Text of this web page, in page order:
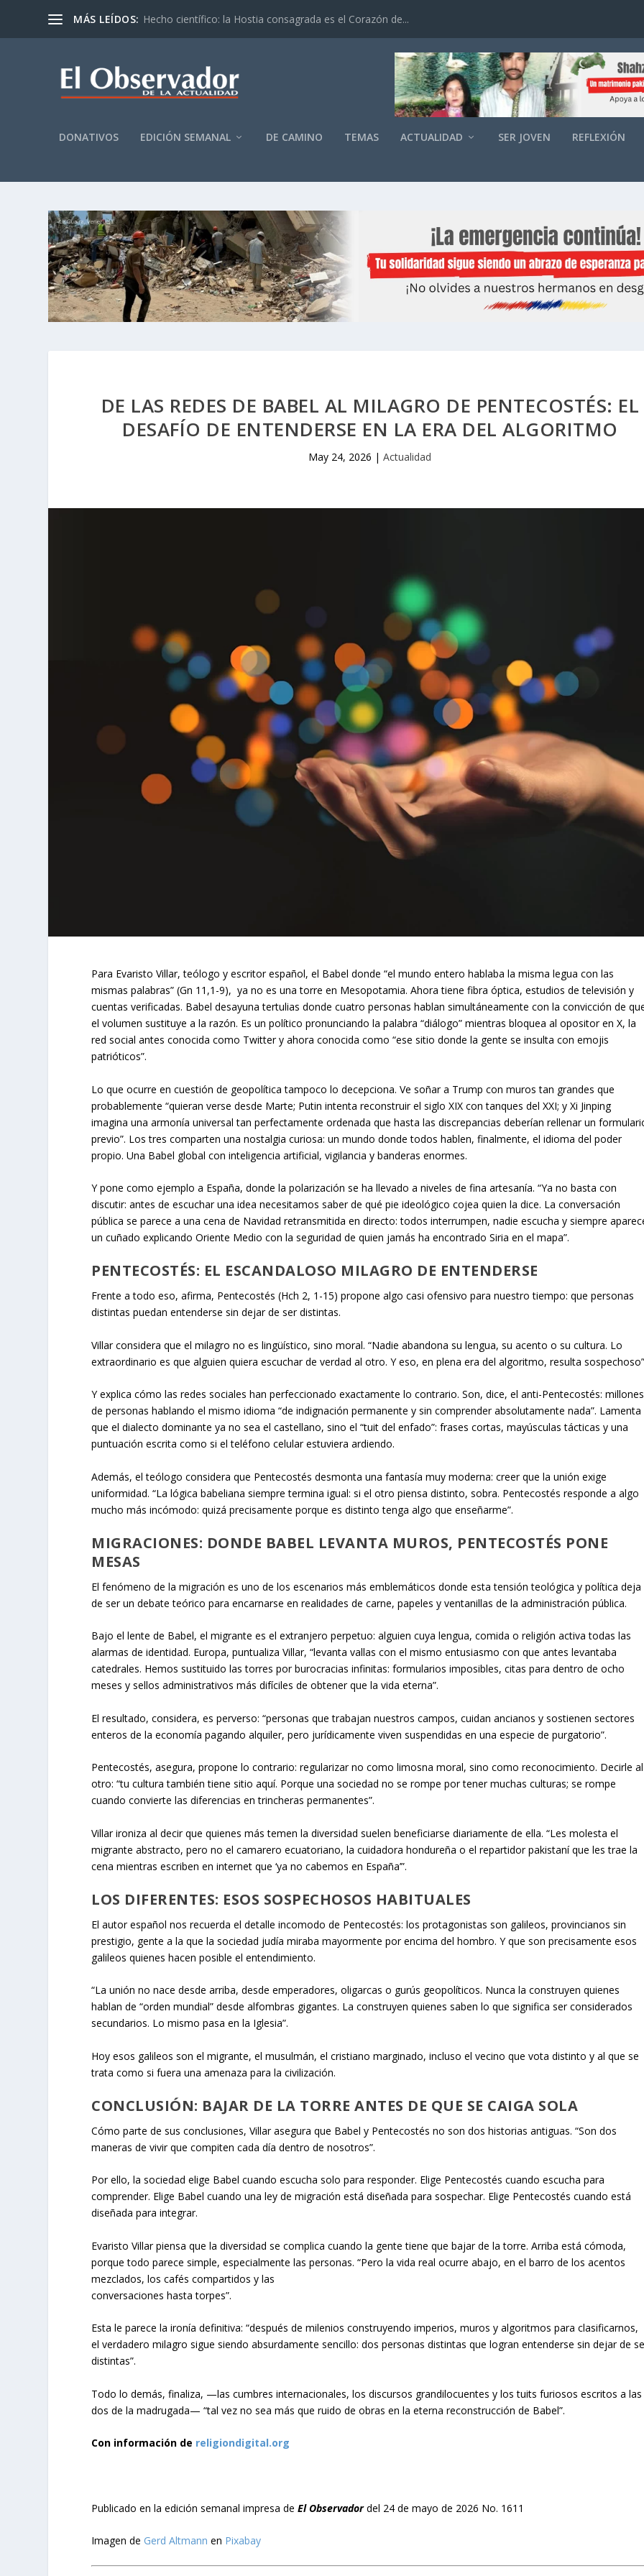
MÁS LEÍDOS: Hecho científico: la Hostia consagrada es el Corazón de...
DONATIVOS EDICIÓN SEMANAL DE CAMINO TEMAS ACTUALIDAD SER JOVEN REFLEXIÓN
DE LAS REDES DE BABEL AL MILAGRO DE PENTECOSTÉS: EL
DESAFÍO DE ENTENDERSE EN LA ERA DEL ALGORITMO
May 24, 2026 |Actualidad
Para Evaristo Villar, teólogo y escritor español, el Babel donde “el mundo entero hablaba la misma legua con las
mismas palabras” (Gn 11,1-9), ya no es una torre en Mesopotamia. Ahora tiene fibra óptica, estudios de televisión y
cuentas verificadas. Babel desayuna tertulias donde cuatro personas hablan simultáneamente con la convicción de
el volumen sustituye a la razón. Es un político pronunciando la palabra “diálogo” mientras bloquea al opositor en X, la
red social antes conocida como Twitter y ahora conocida como “ese sitio donde la gente se insulta con emojis
patrióticos”.
Lo que ocurre en cuestión de geopolítica tampoco lo decepciona. Ve soñar a Trump con muros tan grandes que
probablemente “quieran verse desde Marte; Putin intenta reconstruir el siglo XIX con tanques del XXI; y Xi Jinping
imagina una armonía universal tan perfectamente ordenada que hasta las discrepancias deberían rellenar un
previo”. Los tres comparten una nostalgia curiosa: un mundo donde todos hablen, finalmente, el idioma del poder
propio. Una Babel global con inteligencia artificial, vigilancia y banderas enormes.
Y pone como ejemplo a España, donde la polarización se ha llevado a niveles de fina artesanía. “Ya no basta con
discutir: antes de escuchar una idea necesitamos saber de qué pie ideológico cojea quien la dice. La conversación
pública se parece a una cena de Navidad retransmitida en directo: todos interrumpen, nadie escucha y siempre
un cuñado explicando Oriente Medio con la seguridad de quien jamás ha encontrado Siria en el mapa”.
PENTECOSTÉS: EL ESCANDALOSO MILAGRO DE ENTENDERSE
Frente a todo eso, afirma, Pentecostés (Hch 2, 1-15) propone algo casi ofensivo para nuestro tiempo: que personas
distintas puedan entenderse sin dejar de ser distintas.
Villar considera que el milagro no es lingüístico, sino moral. “Nadie abandona su lengua, su acento o su cultura. Lo
extraordinario es que alguien quiera escuchar de verdad al otro. Y eso, en plena era del algoritmo, resulta
Y explica cómo las redes sociales han perfeccionado exactamente lo contrario. Son, dice, el anti-Pentecostés: millones
de personas hablando el mismo idioma “de indignación permanente y sin comprender absolutamente nada”. Lamenta
que el dialecto dominante ya no sea el castellano, sino el “tuit del enfado”: frases cortas, mayúsculas tácticas y una
puntuación escrita como si el teléfono celular estuviera ardiendo.
Además, el teólogo considera que Pentecostés desmonta una fantasía muy moderna: creer que la unión exige
uniformidad. “La lógica babeliana siempre termina igual: si el otro piensa distinto, sobra. Pentecostés responde a algo
mucho más incómodo: quizá precisamente porque es distinto tenga algo que enseñarme”.
MIGRACIONES: DONDE BABEL LEVANTA MUROS, PENTECOSTÉS PONE
MESAS
El fenómeno de la migración es uno de los escenarios más emblemáticos donde esta tensión teológica y política deja
de ser un debate teórico para encarnarse en realidades de carne, papeles y ventanillas de la administración pública.
Bajo el lente de Babel, el migrante es el extranjero perpetuo: alguien cuya lengua, comida o religión activa todas las
alarmas de identidad. Europa, puntualiza Villar, “levanta vallas con el mismo entusiasmo con que antes levantaba
catedrales. Hemos sustituido las torres por burocracias infinitas: formularios imposibles, citas para dentro de ocho
meses y sellos administrativos más difíciles de obtener que la vida eterna”.
El resultado, considera, es perverso: “personas que trabajan nuestros campos, cuidan ancianos y sostienen sectores
enteros de la economía pagando alquiler, pero jurídicamente viven suspendidas en una especie de purgatorio”.
Pentecostés, asegura, propone lo contrario: regularizar no como limosna moral, sino como reconocimiento. Decirle al
otro: “tu cultura también tiene sitio aquí. Porque una sociedad no se rompe por tener muchas culturas; se rompe
cuando convierte las diferencias en trincheras permanentes”.
Villar ironiza al decir que quienes más temen la diversidad suelen beneficiarse diariamente de ella. “Les molesta el
migrante abstracto, pero no el camarero ecuatoriano, la cuidadora hondureña o el repartidor pakistaní que les trae la
cena mientras escriben en internet que ‘ya no cabemos en España’”.
LOS DIFERENTES: ESOS SOSPECHOSOS HABITUALES
El autor español nos recuerda el detalle incomodo de Pentecostés: los protagonistas son galileos, provincianos sin
prestigio, gente a la que la sociedad judía miraba mayormente por encima del hombro. Y que son precisamente esos
galileos quienes hacen posible el entendimiento.
“La unión no nace desde arriba, desde emperadores, oligarcas o gurús geopolíticos. Nunca la construyen quienes
hablan de “orden mundial” desde alfombras gigantes. La construyen quienes saben lo que significa ser considerados
secundarios. Lo mismo pasa en la Iglesia”.
Hoy esos galileos son el migrante, el musulmán, el cristiano marginado, incluso el vecino que vota distinto y al que se
trata como si fuera una amenaza para la civilización.
CONCLUSIÓN: BAJAR DE LA TORRE ANTES DE QUE SE CAIGA SOLA
Cómo parte de sus conclusiones, Villar asegura que Babel y Pentecostés no son dos historias antiguas. “Son dos
maneras de vivir que compiten cada día dentro de nosotros”.
Por ello, la sociedad elige Babel cuando escucha solo para responder. Elige Pentecostés cuando escucha para
comprender. Elige Babel cuando una ley de migración está diseñada para sospechar. Elige Pentecostés cuando está
diseñada para integrar.
Evaristo Villar piensa que la diversidad se complica cuando la gente tiene que bajar de la torre. Arriba está cómoda,
porque todo parece simple, especialmente las personas. “Pero la vida real ocurre abajo, en el barro de los acentos
mezclados, los cafés compartidos y las
conversaciones hasta torpes”.
Esta le parece la ironía definitiva: “después de milenios construyendo imperios, muros y algoritmos para clasificarnos,
el verdadero milagro sigue siendo absurdamente sencillo: dos personas distintas que logran entenderse sin dejar de
distintas”.
Todo lo demás, finaliza, —las cumbres internacionales, los discursos grandilocuentes y los tuits furiosos escritos a las
dos de la madrugada— “tal vez no sea más que ruido de obras en la eterna reconstrucción de Babel”.
Con información de religiondigital.org
Publicado en la edición semanal impresa deEl Observadordel 24 de mayo de 2026 No. 1611
Imagen de Gerd Altmann en Pixabay